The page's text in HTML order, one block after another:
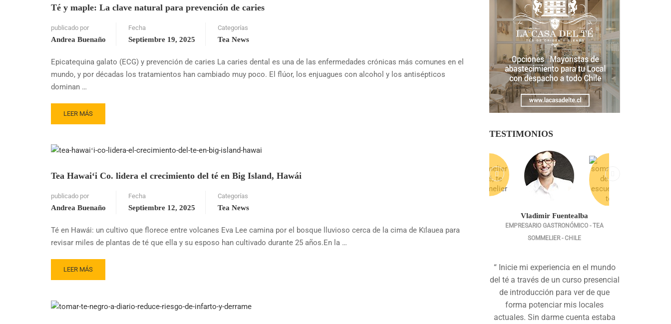
ENDULZAR
EL
TÉ
SUS
SALUDABLES
Té y maple: La clave natural para prevención de caries
publicado por
Andrea Buenaño
Fecha
Septiembre 19, 2025
Categorías
Tea News
Epicatequina galato (ECG) y prevención de caries La caries dental es una de las enfermedades crónicas más comunes en el
mundo, y por décadas los tratamientos han cambiado muy poco. El flúor, los enjuagues con alcohol y los antisépticos
dominan …
READ
MORE
Y
LA
NATURAL
PREVENCIÓN
CARIES
LEER MÁS
Tea Hawaiʻi Co. lidera el crecimiento del té en Big Island, Hawái
publicado por
Andrea Buenaño
Fecha
Septiembre 12, 2025
Categorías
Tea News
Té en Hawái: un cultivo que florece entre volcanes Eva Lee camina por el bosque lluvioso cerca de la cima de Kīlauea para
revisar miles de plantas de té que ella y su esposo han cultivado durante 25 años.En la …
READ
MORE
HAWAIʻI
LEER MÁS
TESTIMONIOS
Vladimir Fuentealba
EMPRESARIO GASTRONÓMICO - TEA
SOMMELIER - CHILE
“ Inicie mi experiencia en el mundo
del té a través de un curso presencial
de introducción para ver de que
forma potenciar mis locales
actuales. Sin darme cuenta estaba